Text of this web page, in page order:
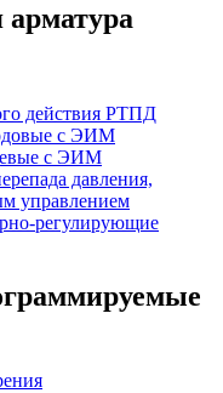
действия РТПД
с ЭИМ
с ЭИМ
давления,
управлением
регулирующие